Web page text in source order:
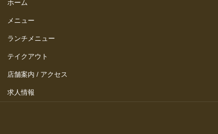
ホーム
メニュー
ランチメニュー
テイクアウト
店舗案内 / アクセス
求人情報